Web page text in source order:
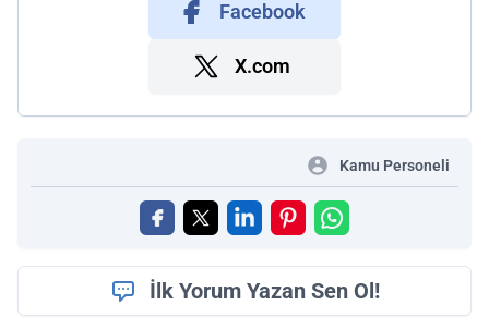
Facebook
X.com
Kamu Personeli
İlk Yorum Yazan Sen Ol!